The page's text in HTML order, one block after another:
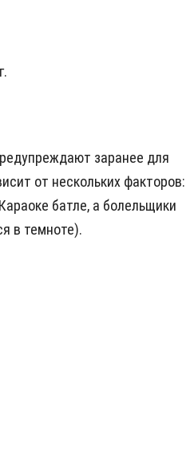
заранее для
от нескольких факторов:
батле, а болельщики
в темноте).